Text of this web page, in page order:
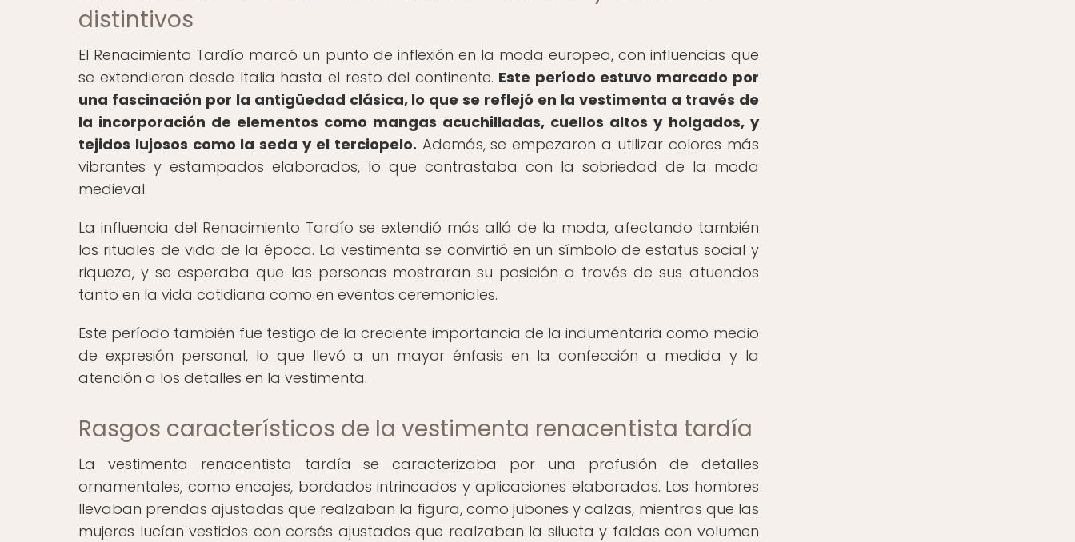
distintivos
El Renacimiento Tardío marcó un punto de inflexión en la moda europea, con influencias que
se extendieron desde Italia hasta el resto del continente. Este período estuvo marcado por
una fascinación por la antigüedad clásica, lo que se reflejó en la vestimenta a través de
la incorporación de elementos como mangas acuchilladas, cuellos altos y holgados, y
tejidos lujosos como la seda y el terciopelo. Además, se empezaron a utilizar colores más
vibrantes y estampados elaborados, lo que contrastaba con la sobriedad de la moda
medieval.
La influencia del Renacimiento Tardío se extendió más allá de la moda, afectando también
los rituales de vida de la época. La vestimenta se convirtió en un símbolo de estatus social y
riqueza, y se esperaba que las personas mostraran su posición a través de sus atuendos
tanto en la vida cotidiana como en eventos ceremoniales.
Este período también fue testigo de la creciente importancia de la indumentaria como medio
de expresión personal, lo que llevó a un mayor énfasis en la confección a medida y la
atención a los detalles en la vestimenta.
Rasgos característicos de la vestimenta renacentista tardía
La vestimenta renacentista tardía se caracterizaba por una profusión de detalles
ornamentales, como encajes, bordados intrincados y aplicaciones elaboradas. Los hombres
llevaban prendas ajustadas que realzaban la figura, como jubones y calzas, mientras que las
mujeres lucían vestidos con corsés ajustados que realzaban la silueta y faldas con volumen